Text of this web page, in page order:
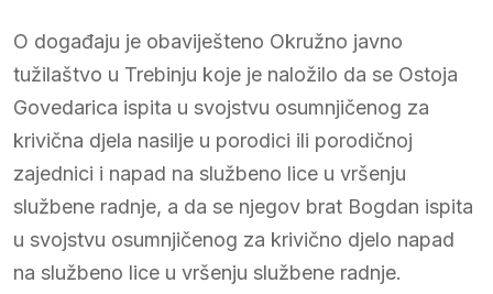
O događaju je obaviješteno Okružno javno
tužilaštvo u Trebinju koje je naložilo da se Ostoja
Govedarica ispita u svojstvu osumnjičenog za
krivična djela nasilje u porodici ili porodičnoj
zajednici i napad na službeno lice u vršenju
službene radnje, a da se njegov brat Bogdan ispita
u svojstvu osumnjičenog za krivično djelo napad
na službeno lice u vršenju službene radnje.